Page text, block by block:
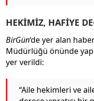
HEKİMİZ, HAFİYE
BirGün‘de yer alan
Müdürlüğü önünde
yer verildi:
“Aile hekimleri ve